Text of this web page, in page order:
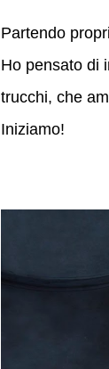
Partendo
Ho pensato di
trucchi, che
Iniziamo!